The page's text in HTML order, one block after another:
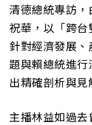
清德總統專訪
祝華，以「跨
針對經濟發展
題與賴總統進
出精確剖析與見
主播林益如過